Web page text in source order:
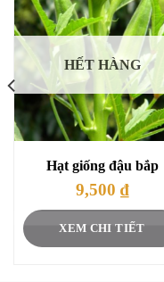
HẾT HÀNG
Hạt giống đậu bắp
9,500 ₫
XEM CHI TIẾT